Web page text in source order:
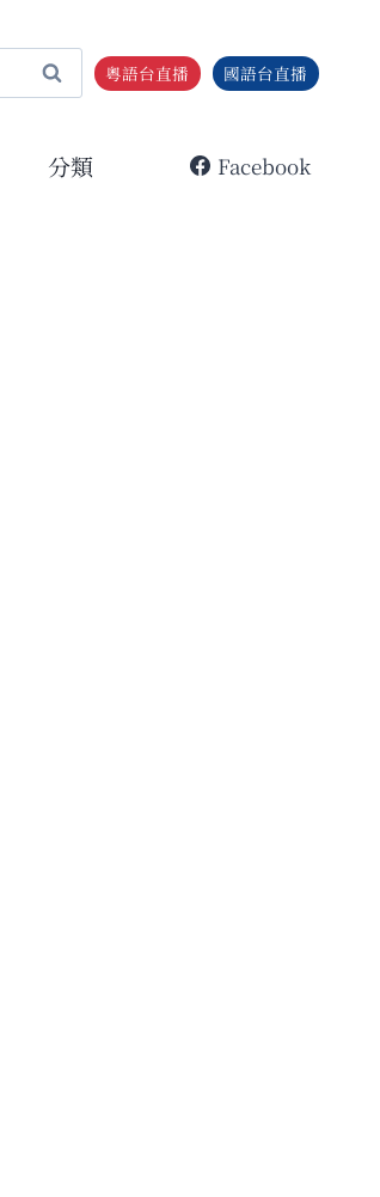
粵語台直播 國語台直播
分類 Facebook